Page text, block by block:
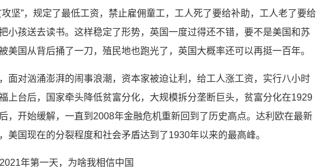
攻坚”，规定了最低工资，禁止雇佣童工，工人死了要给补助，工人老了要给
小孩送去读书。这样稳定了形势，英国一度过得还不错，要不是美国和苏
美国从背后捅了一刀，殖民地也跑光了，英国大概率还可以再挺一百年。
面对汹涌澎湃的闹事浪潮，资本家被迫让利，给工人涨工资，实行八小时
上台后，国家牵头降低贫富分化，大规模拆分垄断巨头，贫富分化在1929
，开始缓解，一直到2008年金融危机重新回到了历史高点。达利欧在最新
美国现在的分裂程度和社会矛盾达到了1930年以来的最高峰。